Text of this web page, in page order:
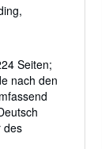
Seiten;
nach den
des